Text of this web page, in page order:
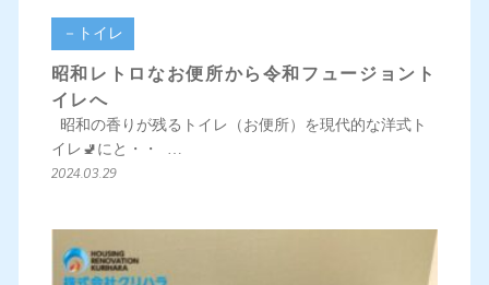
－トイレ
昭和レトロなお便所から令和フュージョント
イレへ
昭和の香りが残るトイレ（お便所）を現代的な洋式ト
イレ🚽にと・・ …
2024.03.29